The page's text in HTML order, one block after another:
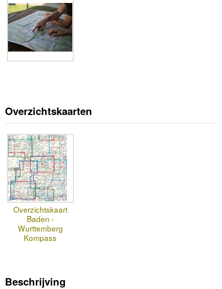
Overzichtskaarten
Overzichtskaart
Baden -
Wurttemberg
Kompass
Beschrijving